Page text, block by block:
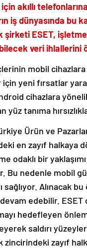
akıllı
iş dünyasında bu
şirketi ESET,
veri ihlallerini
mobil cihazlara
yeni fırsatlar
cihazlara
yüz tanıma
Ürün ve
en zayıf halkaya
odaklı bir
Bu nedenle mobil
sağlıyor. Alınacak
edebilir.
hedefleyen
saldırı
zincirindeki zayıf